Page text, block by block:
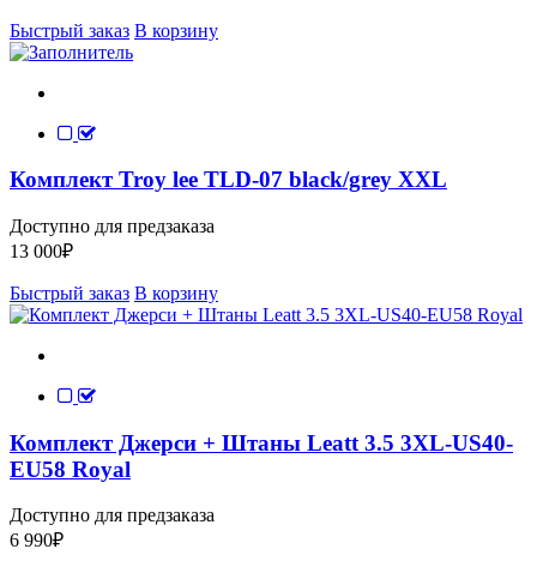
Быстрый заказ В корзину
Комплект Troy lee TLD-07 black/grey XXL
Доступно для предзаказа
13 000₽
Быстрый заказ В корзину
Комплект Джерси + Штаны Leatt 3.5 3XL-US40-
EU58 Royal
Доступно для предзаказа
6 990₽